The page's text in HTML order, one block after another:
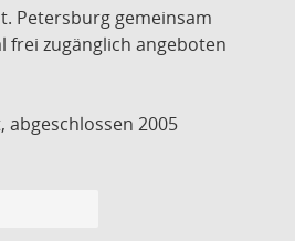
Petersburg gemeinsam
frei zugänglich angeboten
abgeschlossen 2005